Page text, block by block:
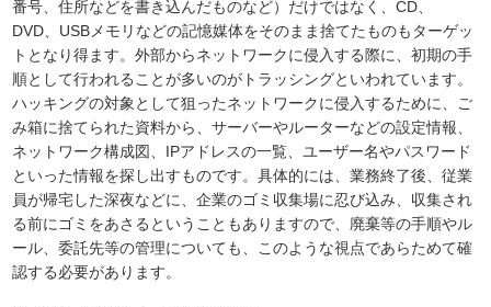
番号、住所などを書き込んだものなど）だけではなく、CD、
DVD、USBメモリなどの記憶媒体をそのまま捨てたものもターゲッ
トとなり得ます。外部からネットワークに侵入する際に、初期の手
順として行われることが多いのがトラッシングといわれています。
ハッキングの対象として狙ったネットワークに侵入するために、ご
み箱に捨てられた資料から、サーバーやルーターなどの設定情報、
ネットワーク構成図、IPアドレスの一覧、ユーザー名やパスワード
といった情報を探し出すものです。具体的には、業務終了後、従業
員が帰宅した深夜などに、企業のゴミ収集場に忍び込み、収集され
る前にゴミをあさるということもありますので、廃棄等の手順やル
ール、委託先等の管理についても、このような視点であらためて確
認する必要があります。